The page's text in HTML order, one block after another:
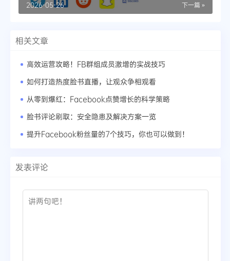
下一篇 »
2026-05-26
相关文章
高效运营攻略！FB群组成员激增的实战技巧
如何打造热度脸书直播，让观众争相观看
从零到爆红：Facebook点赞增长的科学策略
脸书评论刷取：安全隐患及解决方案一览
提升Facebook粉丝量的7个技巧，你也可以做到！
发表评论